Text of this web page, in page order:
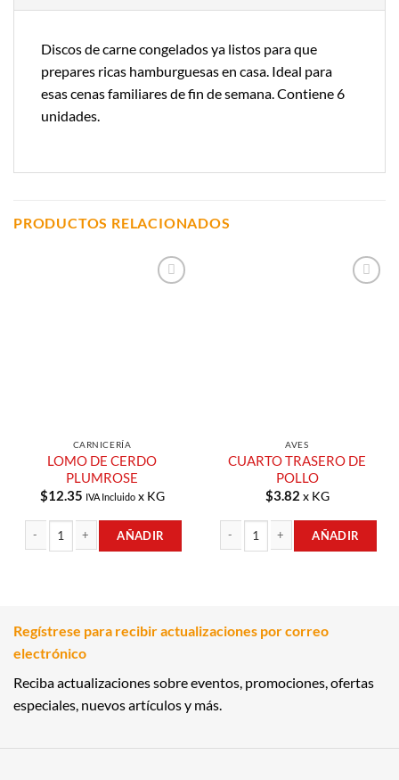
Discos de carne congelados ya listos para que
prepares ricas hamburguesas en casa. Ideal para
esas cenas familiares de fin de semana. Contiene 6
unidades.
PRODUCTOS RELACIONADOS
CARNICERÍA
LOMO DE CERDO
PLUMROSE
$12.35 IVA Incluidox KG
AÑADIR
AVES
CUARTO TRASERO DE
POLLO
$3.82 x KG
AÑADIR
Regístrese para recibir actualizaciones por correo
electrónico
Reciba actualizaciones sobre eventos, promociones, ofertas
especiales, nuevos artículos y más.